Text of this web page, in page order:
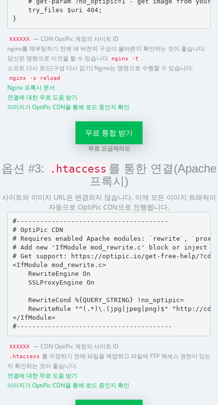
    try_files $uri 404;
}
XXXXXX
— CDN OptiPic 계정의 사이트 ID
nginx를 재부팅하기 전에 새 버전의 구성이 올바른지 확인하는 것이 좋습니다.
당신은 명령으로 이것을 할 수 있습니다
nginx -t .
소프트 다시 로드(구성 다시 읽기) Nginx는 명령으로 수행할 수 있습니다.
nginx -s reload
Nginx 프록시 문서
연결에 대한 무료 도움 받기
이미지가 OptiPic CDN을 통해 로드 중인지 확인
무료 통합 받기
무료 요금제라도
옵션 #3: .htaccess 를 통한 연결(Apache
프록시)
사이트의 이미지 URL은 변경되지 않습니다. 이제 모든 이미지 트래픽이
자동으로 OptiPic CDN으로 진행됩니다.
#---------------------------------------
# OptiPic CDN
# Requires enabled Apache modules: `rewrite`,
# Add new 'IfModule mod_rewrite.c' block or inject
# Get support: https://optipic.io/get-free-help/
<IfModule mod_rewrite.c>
    RewriteEngine On
    SSLProxyEngine On
    RewriteCond %{QUERY_STRING} !no_optipic=
RewriteRule "^(.*)\.(jpg|jpeg|png)$" "http://
</IfModule>
#----------------------------------------
XXXXXX — CDN OptiPic 계정의 사이트 ID
.htaccess 를 수정하기 전에 파일을 백업하고 파일에 FTP 액세스 권한이 있는
지 확인하는 것이 좋습니다.
연결에 대한 무료 도움 받기
이미지가 OptiPic CDN을 통해 로드 중인지 확인